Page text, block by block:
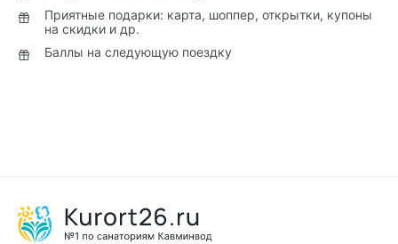
Приятные подарки: карта, шоппер, открытки, купоны
на скидки и др.
Баллы на следующую поездку